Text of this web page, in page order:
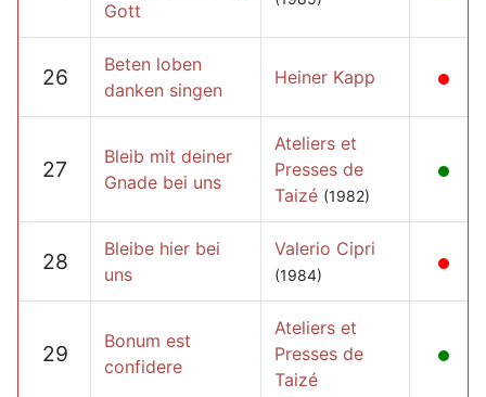
Gott
26
Beten loben
danken singen
Heiner Kapp
27
Bleib mit deiner
Gnade bei uns
Ateliers et
Presses de
Taizé (1982)
28
Bleibe hier bei
uns
Valerio Cipri
(1984)
29
Bonum est
confidere
Ateliers et
Presses de
Taizé